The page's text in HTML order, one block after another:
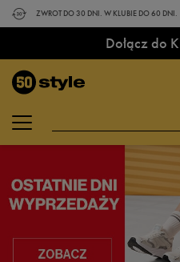
ZWROT DO 30 DNI. W KLUBIE DO 60 DNI.
Dołącz do